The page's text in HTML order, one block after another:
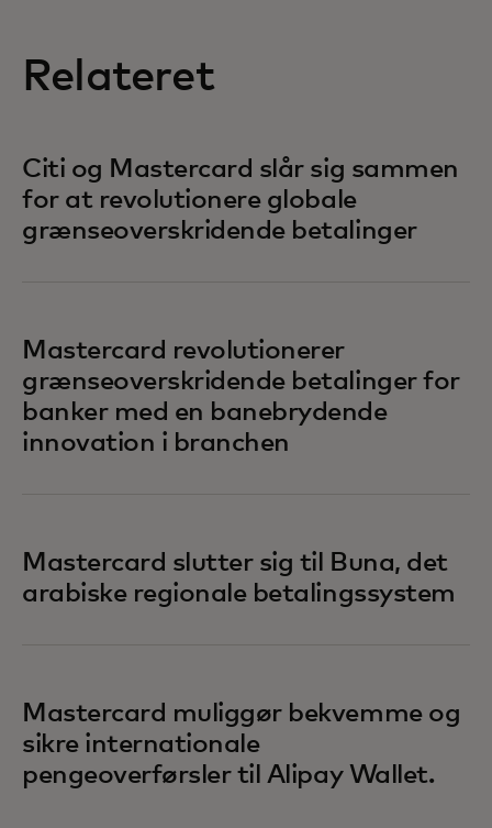
Relateret
Citi og Mastercard slår sig sammen
for at revolutionere globale
grænseoverskridende betalinger
Mastercard revolutionerer
grænseoverskridende betalinger for
banker med en banebrydende
innovation i branchen
Mastercard slutter sig til Buna, det
arabiske regionale betalingssystem
Mastercard muliggør bekvemme og
sikre internationale
pengeoverførsler til Alipay Wallet.